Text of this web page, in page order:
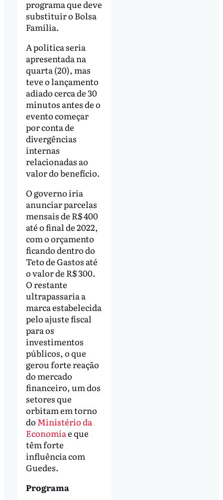
programa que deve
substituir o Bolsa
Família.
A política seria
apresentada na
quarta (20), mas
teve o lançamento
adiado cerca de 30
minutos antes de o
evento começar
por conta de
divergências
internas
relacionadas ao
valor do benefício.
O governo iria
anunciar parcelas
mensais de R$ 400
até o final de 2022,
com o orçamento
ficando dentro do
Teto de Gastos até
o valor de R$ 300.
O restante
ultrapassaria a
marca estabelecida
pelo ajuste fiscal
para os
investimentos
públicos, o que
gerou forte reação
do mercado
financeiro, um dos
setores que
orbitam em torno
do Ministério da
Economiae que
têm forte
influência com
Guedes.
Programa